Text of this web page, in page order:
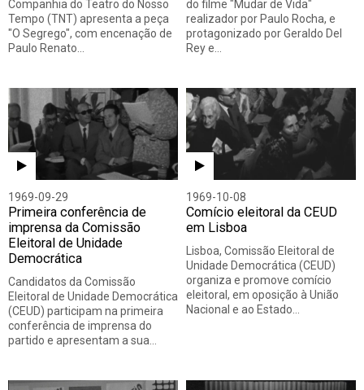
Companhia do Teatro do Nosso
Tempo (TNT) apresenta a peça
"O Segrego", com encenação de
Paulo Renato…
do filme "Mudar de Vida"
realizador por Paulo Rocha, e
protagonizado por Geraldo Del
Rey e…
1969-09-29
Primeira conferência de
imprensa da Comissão
Eleitoral de Unidade
Democrática
Candidatos da Comissão
Eleitoral de Unidade Democrática
(CEUD) participam na primeira
conferência de imprensa do
partido e apresentam a sua…
1969-10-08
Comício eleitoral da CEUD
em Lisboa
Lisboa, Comissão Eleitoral de
Unidade Democrática (CEUD)
organiza e promove comício
eleitoral, em oposição à União
Nacional e ao Estado…